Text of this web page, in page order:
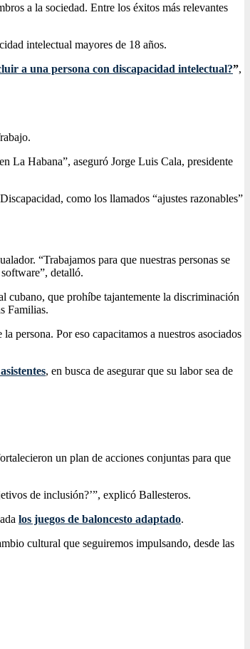
a la sociedad. Entre los éxitos más relevantes
intelectual mayores de 18 años.
a una persona con discapacidad intelectual?”,
La Habana”, aseguró Jorge Luis Cala, presidente
como los llamados “ajustes razonables”
“Trabajamos para que nuestras personas se
detalló.
cubano, que prohíbe tajantemente la discriminación
Familias.
persona. Por eso capacitamos a nuestros asociados
, en busca de asegurar que su labor sea de
un plan de acciones conjuntas para que
de inclusión?’”, explicó Ballesteros.
los juegos de baloncesto adaptado.
cultural que seguiremos impulsando, desde las